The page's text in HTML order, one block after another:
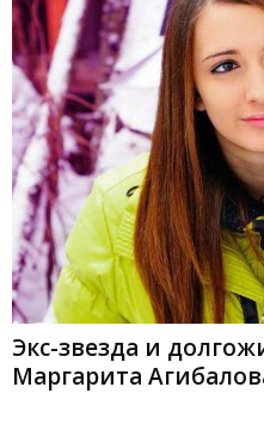
Экс-звезда и
Маргарита